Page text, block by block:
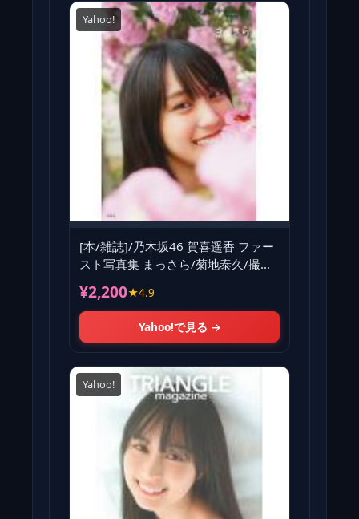
Yahoo!
[本/雑誌]/乃木坂46 賀喜遥香 ファー
スト写真集 まっさら/菊地泰久/撮影
¥2,200★4.9
Yahoo!で見る →
Yahoo!